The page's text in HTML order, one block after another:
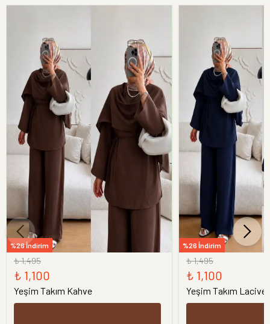
%26 İndirim
₺ 1,495
₺ 1,100
Yeşim Takım Kahve
%26 İndirim
₺ 1,495
₺ 1,100
Yeşim Takım